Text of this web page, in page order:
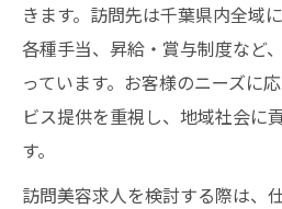
きます。訪問先は千葉県内全域
各種手当、昇給・賞与制度など
っています。お客様のニーズに
ビス提供を重視し、地域社会に
す。
訪問美容求人を検討する際は、